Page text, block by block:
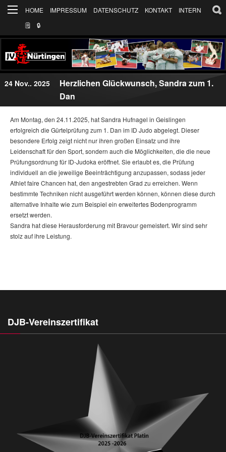
HOME IMPRESSUM DATENSCHUTZ KONTAKT
INTERN
🗒
🔒︎
24 Nov.. 2025
Herzlichen Glückwunsch, Sandra zum 1.
Dan
Am Montag, den 24.11.2025, hat Sandra Hufnagel in Geislingen
erfolgreich die Gürtelprüfung zum 1. Dan im ID Judo abgelegt. Dieser
besondere Erfolg zeigt nicht nur ihren großen Einsatz und ihre
Leidenschaft für den Sport, sondern auch die Möglichkeiten, die die neue
Prüfungsordnung für ID-Judoka eröffnet. Sie erlaubt es, die Prüfung
individuell an die jeweilige Beeinträchtigung anzupassen, sodass jeder
Athlet faire Chancen hat, den angestrebten Grad zu erreichen. Wenn
bestimmte Techniken nicht ausgeführt werden können, können diese durch
alternative Inhalte wie zum Beispiel ein erweitertes Bodenprogramm
ersetzt werden.
Sandra hat diese Herausforderung mit Bravour gemeistert. Wir sind sehr
stolz auf ihre Leistung.
DJB-Vereinszertifikat